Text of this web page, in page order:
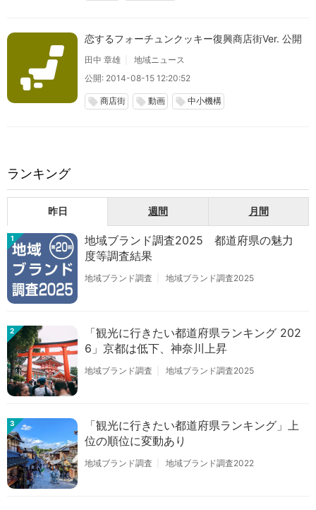
恋するフォーチュンクッキー復興商店街Ver. 公開
田中 章雄
地域ニュース
公開: 2014-08-15 12:20:52
local_offer 商店街 local_offer 動画 local_offer 中小機構
ランキング
昨日 週間 月間
1
地域ブランド調査2025 都道府県の魅力
度等調査結果
地域ブランド調査 地域ブランド調査2025
2
「観光に行きたい都道府県ランキング 202
6」京都は低下、神奈川上昇
地域ブランド調査 地域ブランド調査2025
3
「観光に行きたい都道府県ランキング」上
位の順位に変動あり
地域ブランド調査 地域ブランド調査2022